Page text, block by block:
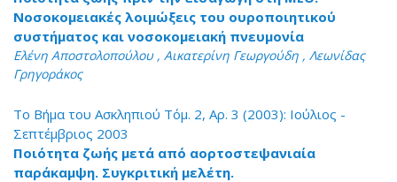
Νοσοκομειακές λοιμώξεις του ουροποιητικού
συστήματος και νοσοκομειακή πνευμονία
Ελένη Αποστολοπούλου , Αικατερίνη Γεωργούδη , Λεωνίδας
Γρηγοράκος
Το Βήμα του Ασκληπιού Τόμ. 2, Αρ. 3 (2003): Ιούλιος -
Σεπτέμβριος 2003
Ποιότητα ζωής μετά από αορτοστεψανιαία
παράκαμψη. Συγκριτική μελέτη.